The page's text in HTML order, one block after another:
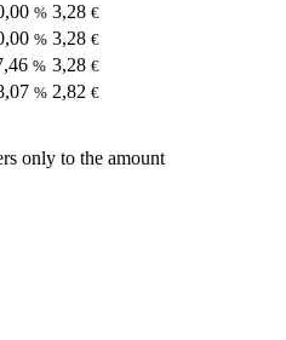
% 3,28 €
% 3,28 €
% 3,28 €
% 2,82 €
only to the amount